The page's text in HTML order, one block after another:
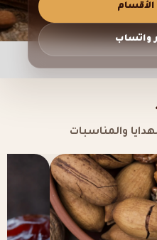
واتساب
والمناسبات